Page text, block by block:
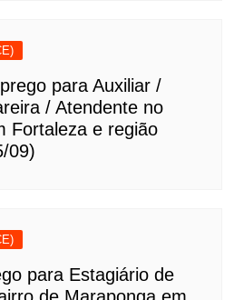
para Auxiliar /
/ Atendente no
Fortaleza e região
09)
para Estagiário de